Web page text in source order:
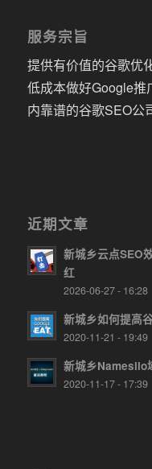
服务宗旨
提供有价值的谷歌优
低成本做好Google推
内靠谱的谷歌SEO公
近期文章
新城乡云点SEO
红
2026-06-27 - 16:28
新城乡如何提高
2020-11-21 - 19:49
新城乡Namesilo
2020-11-17 - 17:39